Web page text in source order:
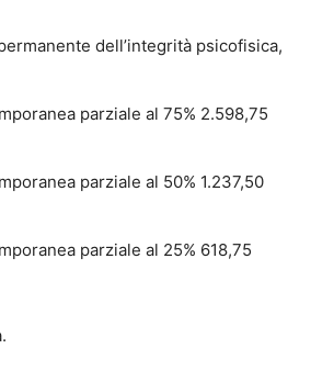
dell’integrità psicofisica,
parziale al 75% 2.598,75
parziale al 50% 1.237,50
parziale al 25% 618,75